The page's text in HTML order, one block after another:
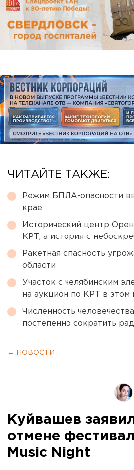
ЧИТАЙТЕ ТАКЖЕ:
Режим БПЛА-опасности
крае
Исторический центр
КРТ, а история с
Ракетная опасность
области
Участок с челябинским
на аукцион по КРТ в этом
Численность
постепенно сократить
← НОВОСТИ
Куйвашев
отмене
Music Night